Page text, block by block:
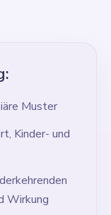
Muster
Kinder- und
Wirkung